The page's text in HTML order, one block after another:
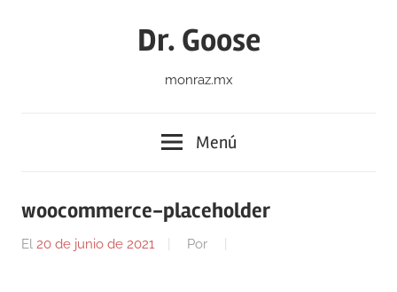
Dr. Goose
monraz.mx
Menú
woocommerce-placeholder
El 20 de junio de 2021 Por